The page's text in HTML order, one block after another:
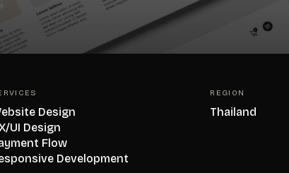
Design
UI Design
Flow
Development
REGION
Thailand